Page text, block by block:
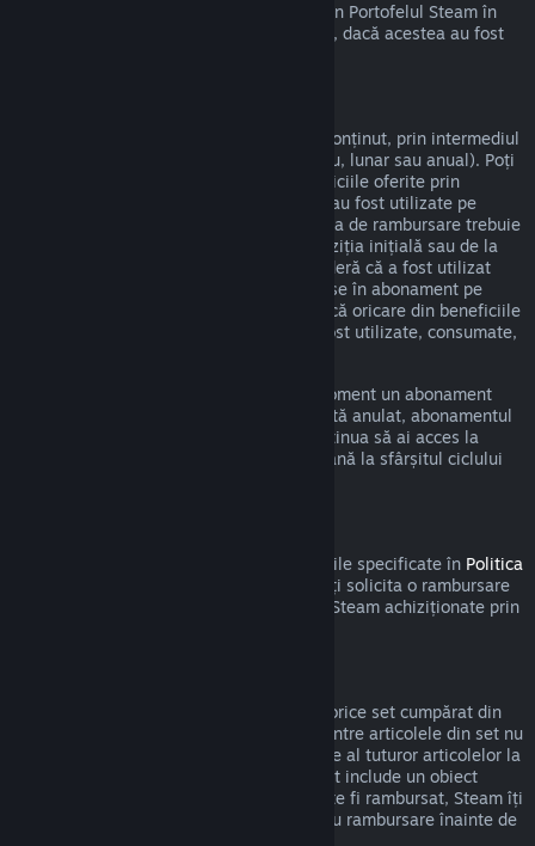
Poți cere o rambursare pentru fondurile din Portofelul Steam în
termen de paisprezece zile de la achiziție, dacă acestea au fost
Steam oferă acces la anumite servicii și conținut, prin intermediul
unor plăți periodice automate (de exemplu, lunar sau anual). Poți
cere rambursarea sumei plătite dacă serviciile oferite prin
intermediul unui astfel de abonament nu au fost utilizate pe
durata ciclului curent de facturare. Cererea de rambursare trebuie
efectuată în cel mult 48 de ore de la achiziția inițială sau de la
reînnoirea automată. Conținutul se consideră că a fost utilizat
dacă a fost jucat oricare din titlurile incluse în abonament pe
durata ciclului de facturare curent sau dacă oricare din beneficiile
sau reducerile incluse în abonament au fost utilizate, consumate,
Te rugăm să reții că poți anula în orice moment un abonament
. Odată anulat, abonamentul
nu va mai fi reînnoit automat, dar vei continua să ai acces la
conținutul și beneficiile abonamentului până la sfârșitul ciclului
În cadrul procesului și a perioadei aplicabile specificate în Politica
, poți solicita o rambursare
pentru produsele hardware și accesoriile Steam achiziționate prin
Poți primi o rambursare completă pentru orice set cumpărat din
magazinul Steam atât timp cât niciunul dintre articolele din set nu
a fost transferat și dacă timpul de utilizare al tuturor articolelor la
un loc nu depășește două ore. Dacă un set include un obiect
virtual pentru joc sau un DLC care nu poate fi rambursat, Steam îți
va indica dacă tot setul este eligibil pentru rambursare înainte de